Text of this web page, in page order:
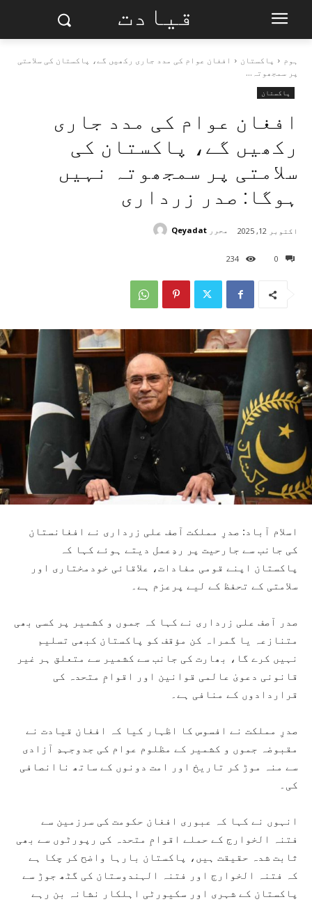
قیادت
ہوم پاکستان
افغان عوام کی مدد جاری رکھیں گے، پاکستان کی سلامتی
پر سمجھوتہ...
پاکستان
افغان عوام کی مدد جاری
رکھیں گے، پاکستان کی
سلامتی پر سمجھوتہ نہیں
ہوگا: صدر زرداری
0
234
اکتوبر 12, 2025 محرر Qeyadat
اسلام آباد: صدرِ مملکت آصف علی زرداری نے افغانستان
کی جانب سے جارحیت پر ردِعمل دیتے ہوئے کہا کہ
پاکستان اپنے قومی مفادات، علاقائی خودمختاری اور
سلامتی کے تحفظ کے لیے پرعزم ہے۔
صدر آصف علی زرداری نے کہا کہ جموں و کشمیر پر کسی بھی
متنازعہ یا گمراہ کن مؤقف کو پاکستان کبھی تسلیم
نہیں کرے گا، بھارت کی جانب سے کشمیر سے متعلق ہر غیر
قانونی دعویٰ عالمی قوانین اور اقوامِ متحدہ کی
قراردادوں کے منافی ہے۔
صدرِ مملکت نے افسوس کا اظہار کیا کہ افغان قیادت نے
مقبوضہ جموں و کشمیر کے مظلوم عوام کی جدوجہدِ آزادی
سے منہ موڑ کر تاریخ اور امت دونوں کے ساتھ ناانصافی
کی۔
انہوں نے کہا کہ عبوری افغان حکومت کی سرزمین سے
فتنہ الخوارج کے حملے اقوامِ متحدہ کی رپورٹوں سے بھی
ثابت شدہ حقیقت ہیں، پاکستان بارہا واضح کر چکا ہے
کہ فتنہ الخوارج اور فتنہ الہندوستان کی گٹھ جوڑ سے
پاکستان کے شہری اور سکیورٹی اہلکار نشانہ بن رہے